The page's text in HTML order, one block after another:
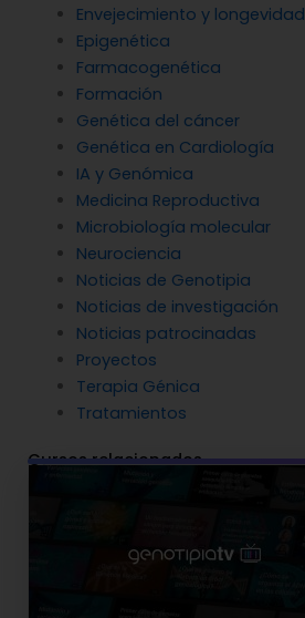
Envejecimiento y longevidad
Epigenética
Farmacogenética
Formación
Genética del cáncer
Genética en Cardiología
IA y Genómica
Medicina Reproductiva
Microbiología molecular
Neurociencia
Noticias de Genotipia
Noticias de investigación
Noticias patrocinadas
Proyectos
Terapia Génica
Tratamientos
Cursos relacionados